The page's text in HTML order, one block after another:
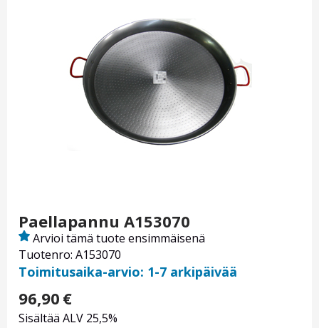
Paellapannu A153070
Tuotenro: A153070
Arvioi tämä tuote ensimmäisenä
Toimitusaika-arvio: 1-7 arkipäivää
96,90 €
Sisältää ALV 25,5%